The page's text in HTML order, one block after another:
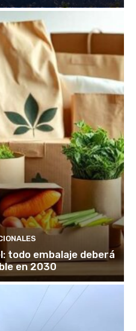
todo embalaje deberá
en 2030